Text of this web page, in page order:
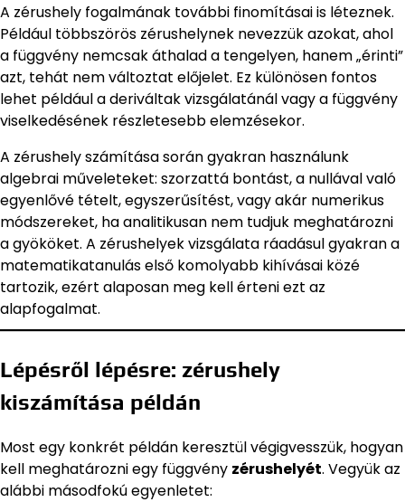
A zérushely fogalmának további finomításai is léteznek.
Például többszörös zérushelynek nevezzük azokat, ahol
a függvény nemcsak áthalad a tengelyen, hanem „érinti”
azt, tehát nem változtat előjelet. Ez különösen fontos
lehet például a deriváltak vizsgálatánál vagy a függvény
viselkedésének részletesebb elemzésekor.
A zérushely számítása során gyakran használunk
algebrai műveleteket: szorzattá bontást, a nullával való
egyenlővé tételt, egyszerűsítést, vagy akár numerikus
módszereket, ha analitikusan nem tudjuk meghatározni
a gyököket. A zérushelyek vizsgálata ráadásul gyakran a
matematikatanulás első komolyabb kihívásai közé
tartozik, ezért alaposan meg kell érteni ezt az
alapfogalmat.
Lépésről lépésre: zérushely
kiszámítása példán
Most egy konkrét példán keresztül végigvesszük, hogyan
kell meghatározni egy függvény zérushelyét. Vegyük az
alábbi másodfokú egyenletet: